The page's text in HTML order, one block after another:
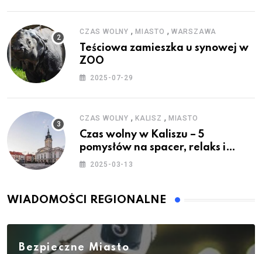
CZAS WOLNY , MIASTO , WARSZAWA
Teściowa zamieszka u synowej w
ZOO
2025-07-29
CZAS WOLNY , KALISZ , MIASTO
Czas wolny w Kaliszu – 5
pomysłów na spacer, relaks i
rodzinne atrakcje
2025-03-13
WIADOMOŚCI REGIONALNE
Bezpieczne Miasto